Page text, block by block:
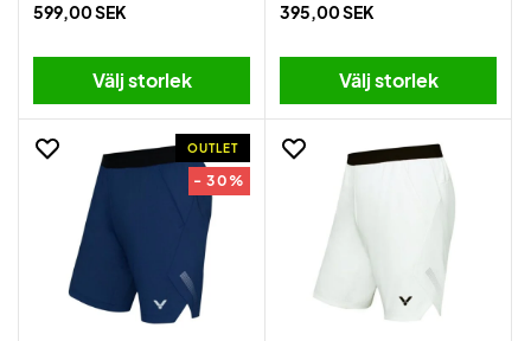
599,00 SEK
Välj storlek
395,00 SEK
Välj storlek
OUTLET
- 30%